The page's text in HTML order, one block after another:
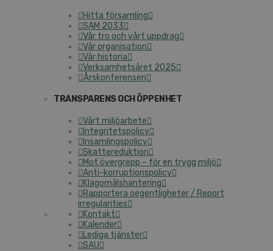
Hitta församling
SAM 2033
Vår tro och vårt uppdrag
Vår organisation
Vår historia
Verksamhetsåret 2025
Årskonferensen
TRANSPARENS OCH ÖPPENHET
Vårt miljöarbete
Integritetspolicy
Insamlingspolicy
Skattereduktion
Mot övergrepp – för en trygg miljö
Anti-korruptionspolicy
Klagomålshantering
Rapportera oegentligheter / Report
irregularities
Kontakt
Kalender
Lediga tjänster
SAU